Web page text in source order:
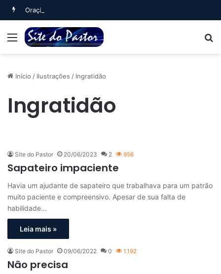
Oração Noturna (Salmo 4)
Menu
Início / Ilustrações / Ingratidão
Ingratidão
Site do Pastor 20/06/2023 2 956
Sapateiro impaciente
Havia um ajudante de sapateiro que trabalhava para um patrão
muito paciente e compreensivo. Apesar de sua falta de
habilidade…
Leia mais »
Site do Pastor 09/06/2022 0 1.192
Não precisa